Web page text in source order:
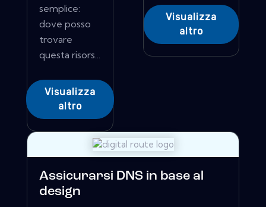
semplice:
dove posso
trovare
questa risors...
Visualizza
altro
Visualizza
altro
Assicurarsi DNS in base al
design